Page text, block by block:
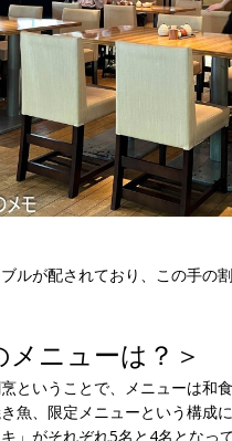
ルが配されており、この手の
メニューは？＞
ということで、メニューは和食
魚、限定メニューという構成
」がそれぞれ5名と4名となって